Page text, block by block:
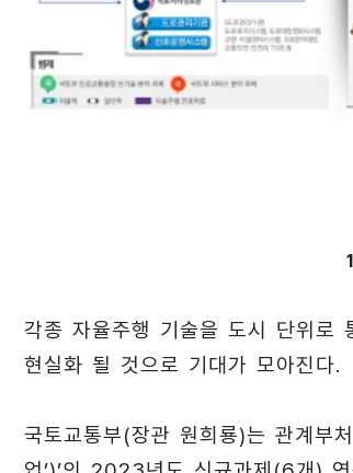
각종 자율주행 기술을 도시 단위로
현실화 될 것으로 기대가 모아진다.
국토교통부(장관 원희룡)는 관계부